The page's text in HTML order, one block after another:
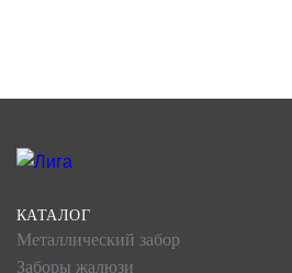
КАТАЛОГ
Металлический забор
Заборы жалюзи